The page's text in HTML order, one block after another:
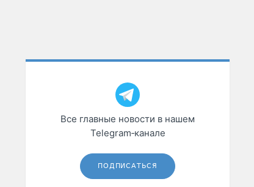
Все главные новости в нашем
Telegram‑канале
ПОДПИСАТЬСЯ